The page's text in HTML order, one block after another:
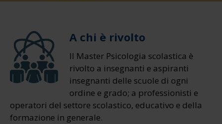
A chi è rivolto
Il Master Psicologia scolastica è
rivolto a insegnanti e aspiranti
insegnanti delle scuole di ogni
ordine e grado; a professionisti e
operatori del settore scolastico, educativo e della
formazione in generale.